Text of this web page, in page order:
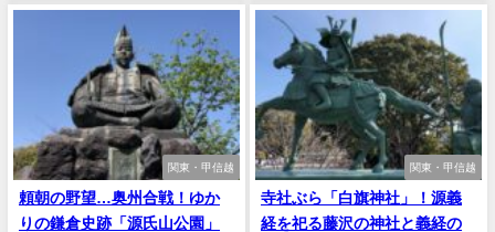
関東・甲信越
頼朝の野望…奥州合戦！ゆか
りの鎌倉史跡「源氏山公園」
関東・甲信越
寺社ぶら「白旗神社」！源義
経を祀る藤沢の神社と義経の